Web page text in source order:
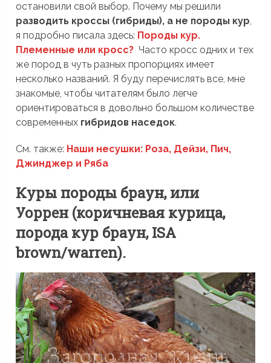
остановили свой выбор. Почему мы решили
разводить кроссы (гибриды), а не породы кур,
я подробно писала здесь: Породы кур.
Племенные или кросс? Часто кросс одних и тех
же пород в чуть разных пропорциях имеет
несколько названий. Я буду перечислять все, мне
знакомые, чтобы читателям было легче
ориентироваться в довольно большом количестве
современных гибридов наседок.
См. также: Наши несушки: Роза, Дейзи, Пич,
Джинджер и Ряба
Куры породы браун, или
Уоррен (коричневая курица,
порода кур браун, ISA
brown/warren).